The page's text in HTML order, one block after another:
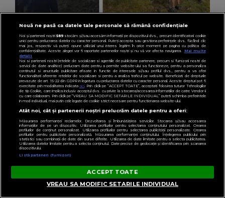
INFORMATIILE ZILEI
Un bărbat de 80 de ani, rătăcit pe traseul spre
Vârful Moldoveanu, a fost găsit după opt ore
de căutări. Salvatorii au intervenit toată
noaptea: „A ajuns pe...”
Nouă ne pasă ca datele tale personale să rămână confidențiale
Noi și partenerii noștri589stocăm și/sau accesăm informații pe dispozitivul dvs., precum identificatorii cookie
unici pentru prelucrarea datelor cu caracter personal. Puteți accepta sau gestiona preferințele dvs. făcând clic
mai jos, respectiv vă puteți opune utilizării unui interes legitim în orice moment pe pagina cu politica de
confidențialitate. Aceste alegeri vor fi raportate partenerilor noștri și nu vă vor afecta navigarea.
Mai multe
detalii
Noi si partenerii nostri (retelele de socializare si agentiile de publicitate partenere, precum si furnizorii nostri de
servicii de date analitice) prelucram date pentru a permite website-ului sa functioneze, pentru a personaliza
continutul si anunturile publicitare afisate in functie de interesele si/sau profilul dvs., pentru a va oferi
functionalitati aferente retelelor de socializare si pentru a analiza traficul pe website. Beneficiati de drepturile
prevazute de art. 15-22 din GDPR in legatura cu prelucrarea datelor cu caracter personal. Aceste drepturi pot fi
exercitate prin modalitatea indicataaici. Prin click pe “ACCEPT TOATE”, acceptati folosirea tuturor Tehnologiilor
de tip Cookie, care implica inclusiv acceptul dvs. cu privire la stocarea/accesarea informatiilor de catre Vendor-ii
cu care colaboram. Prin click pe “VREAU SA MODIFIC SETARILE INDIVIDUAL” puteti schimba preferintele
in mod individual, mai putin cele legate de cookie strict necesare pentru functionarea website-ului.
Atât noi, cât și partenerii noștri prelucrăm datele pentru a oferi:
Măsurarea performanței reclamelor. Dezvoltarea și îmbunătățirea serviciilor. Stocarea și/sau accesarea
informațiilor de pe un dispozitiv. Utilizarea profilurilor pentru selectarea conținutului personalizat. Crearea
profilurilor de conținut personalizat. Utilizarea profilurilor pentru selectarea publicității personalizate. Crearea
profilurilor pentru publicitate personalizată. Măsurarea performanței conținutului. Înțelegerea publicului prin
statistici sau combinații de date din surse diferite. Utilizarea de date limitate pentru a selecta publicitatea.
Utilizarea datelor limitate pentru a selecta conținutul. Date precise de geolocație și identificarea prin scanarea
dispozitivului.
Listă parteneri (furnizori)
ACCEPT TOATE
VREAU SA MODIFIC SETARILE INDIVIDUAL